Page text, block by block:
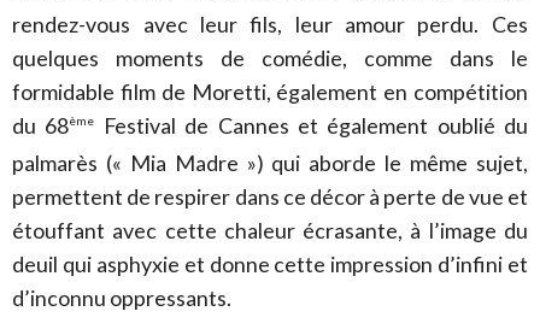
rendez-vous avec leur fils, leur amour perdu. Ces
quelques moments de comédie, comme dans le
formidable film de Moretti, également en compétition
du 68ème
Festival de Cannes et également oublié du
palmarès (« Mia Madre ») qui aborde le même sujet,
permettent de respirer dans ce décor à perte de vue et
étouffant avec cette chaleur écrasante, à l’image du
deuil qui asphyxie et donne cette impression d’infini et
d’inconnu oppressants.